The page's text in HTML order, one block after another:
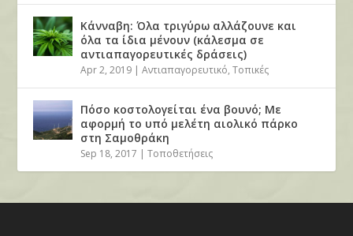
Κάνναβη: Όλα τριγύρω αλλάζουνε και
όλα τα ίδια μένουν (κάλεσμα σε
αντιαπαγορευτικές δράσεις)
Apr 2, 2019 |Αντιαπαγορευτικό,Τοπικές
Πόσο κοστολογείται ένα βουνό; Με
αφορμή το υπό μελέτη αιολικό πάρκο
στη Σαμοθράκη
Sep 18, 2017 |Τοποθετήσεις